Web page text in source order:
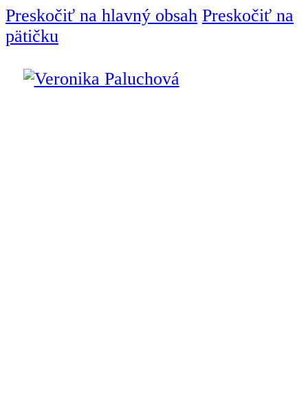
Preskočiť na hlavný obsah Preskočiť na
pätičku